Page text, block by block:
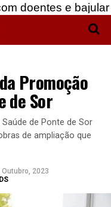
bajular os fortes…
Promoção
de Sor
de Ponte de Sor
de ampliação que
Outubro, 2023